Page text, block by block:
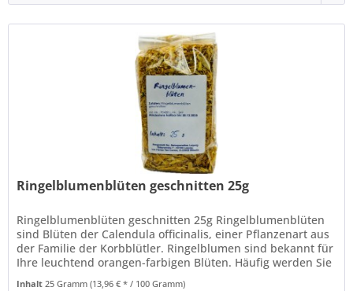
Ringelblumenblüten geschnitten 25g
Ringelblumenblüten geschnitten 25g Ringelblumenblüten
sind Blüten der Calendula officinalis, einer Pflanzenart aus
der Familie der Korbblütler. Ringelblumen sind bekannt für
Ihre leuchtend orangen-farbigen Blüten. Häufig werden Sie
Inhalt25 Gramm(13,96 € * / 100 Gramm)